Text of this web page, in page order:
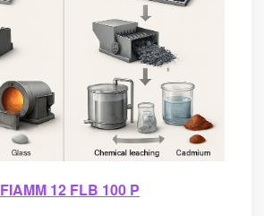
FIAMM 12 FLB 100 P